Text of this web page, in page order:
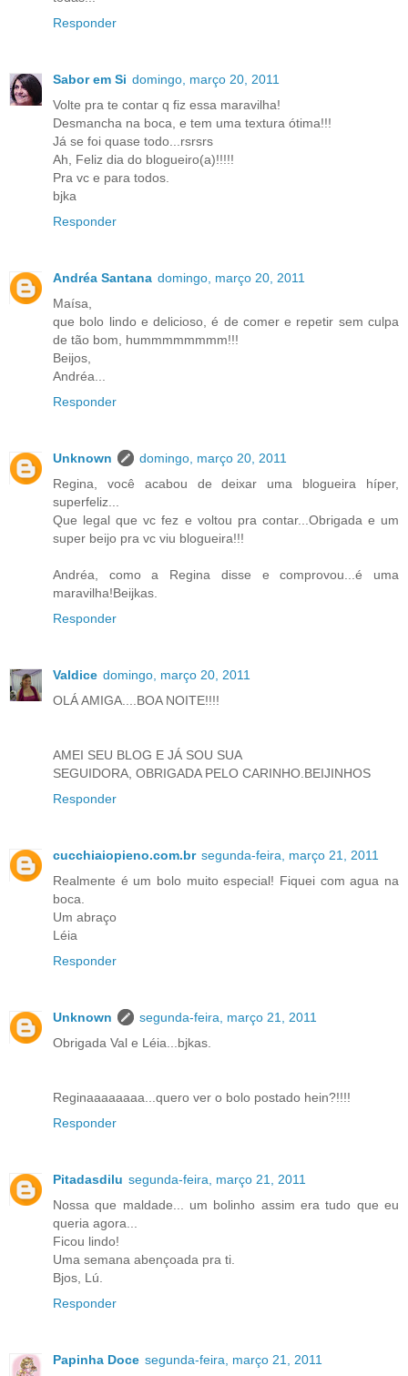
Responder
Sabor em Si domingo, março 20, 2011
Volte pra te contar q fiz essa maravilha!
Desmancha na boca, e tem uma textura ótima!!!
Já se foi quase todo...rsrsrs
Ah, Feliz dia do blogueiro(a)!!!!!
Pra vc e para todos.
bjka
Responder
Andréa Santana domingo, março 20, 2011
Maísa,
que bolo lindo e delicioso, é de comer e repetir sem culpa
de tão bom, hummmmmmmm!!!
Beijos,
Andréa...
Responder
Unknown
domingo, março 20, 2011
Regina, você acabou de deixar uma blogueira híper,
superfeliz...
Que legal que vc fez e voltou pra contar...Obrigada e um
super beijo pra vc viu blogueira!!!
Andréa, como a Regina disse e comprovou...é uma
maravilha!Beijkas.
Responder
Valdice domingo, março 20, 2011
OLÁ AMIGA....BOA NOITE!!!!
AMEI SEU BLOG E JÁ SOU SUA
SEGUIDORA, OBRIGADA PELO CARINHO.BEIJINHOS
Responder
cucchiaiopieno.com.br segunda-feira, março 21, 2011
Realmente é um bolo muito especial! Fiquei com agua na
boca.
Um abraço
Léia
Responder
Unknown
segunda-feira, março 21, 2011
Obrigada Val e Léia...bjkas.
Reginaaaaaaaa...quero ver o bolo postado hein?!!!!
Responder
Pitadasdilu segunda-feira, março 21, 2011
Nossa que maldade... um bolinho assim era tudo que eu
queria agora...
Ficou lindo!
Uma semana abençoada pra ti.
Bjos, Lú.
Responder
Papinha Doce segunda-feira, março 21, 2011